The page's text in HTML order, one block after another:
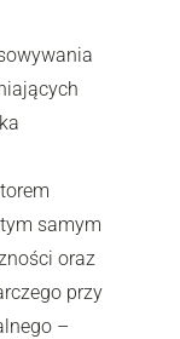
samym
oraz
przy
–